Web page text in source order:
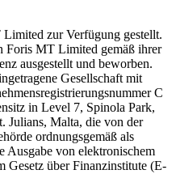
zur Verfügung gestellt.
Foris MT Limited gemäß ihrer
ausgestellt und beworben.
Gesellschaft mit
C
in Level 7, Spinola Park,
Malta, die von der
ordnungsgemäß als
Ausgabe von elektronischem
Gesetz über Finanzinstitute (E-